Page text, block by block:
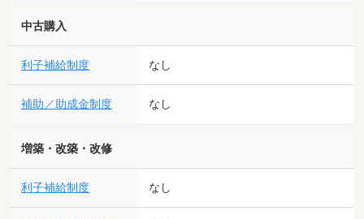
中古購入
利子補給制度 なし
補助／助成金制度 なし
増築・改築・改修
利子補給制度 なし